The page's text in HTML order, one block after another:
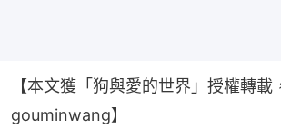
【本文獲「狗與愛的世界」授權轉載
gouminwang】